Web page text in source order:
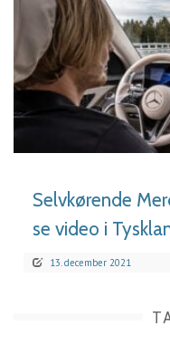
Selvkørende
se video i
13. december 2021